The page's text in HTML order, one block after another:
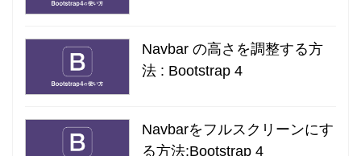
Navbar の高さを調整する方
法 : Bootstrap 4
Navbarをフルスクリーンにす
る方法:Bootstrap 4